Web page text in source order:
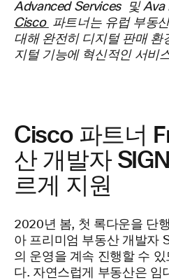
Advanced Services
및
Cisco 파트너는 유럽 부동
대해 완전히 디지털 판매 환
지털 기능에 혁신적인 서비
Cisco 파트너
산 개발자
르게 지원
2020년 봄, 첫 록다운을 단
아 프리미엄 부동산 개발자
의 운영을 계속 진행할 수
다. 자연스럽게 부동산은 임